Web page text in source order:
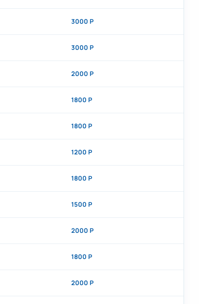
3000 Р
3000 Р
2000 Р
1800 Р
1800 Р
1200 Р
1800 Р
1500 Р
2000 Р
1800 Р
2000 Р